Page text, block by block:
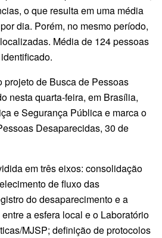
o que resulta em uma média
dia. Porém, no mesmo período,
Média de 124 pessoas
projeto de Busca de Pessoas
nesta quarta-feira, em Brasília,
e Segurança Pública e marca o
Desaparecidas, 30 de
em três eixos: consolidação
de fluxo das
do desaparecimento e a
a esfera local e o Laboratório
MJSP; definição de protocolos